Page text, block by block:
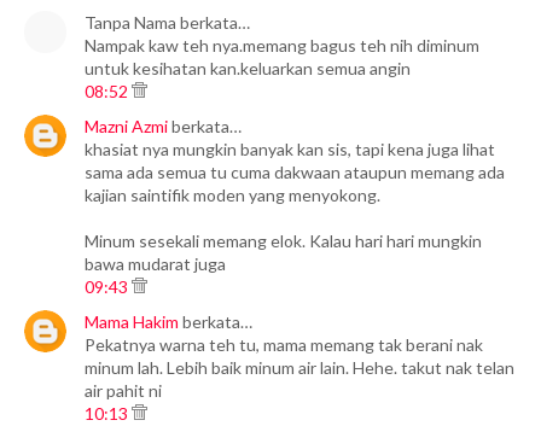
Tanpa Nama berkata…
Nampak kaw teh nya.memang bagus teh nih diminum
untuk kesihatan kan.keluarkan semua angin
08:52
Mazni Azmiberkata…
khasiat nya mungkin banyak kan sis, tapi kena juga lihat
sama ada semua tu cuma dakwaan ataupun memang ada
kajian saintifik moden yang menyokong.
Minum sesekali memang elok. Kalau hari hari mungkin
bawa mudarat juga
09:43
Mama Hakim berkata…
Pekatnya warna teh tu, mama memang tak berani nak
minum lah. Lebih baik minum air lain. Hehe. takut nak telan
air pahit ni
10:13